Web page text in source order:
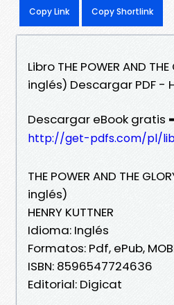
Copy Link Copy Shortlink
Libro THE POWER AND
inglés) Descargar PDF -
Descargar eBook gratis
http://get-pdfs.com/pl/
THE POWER AND THE
inglés)
HENRY KUTTNER
Idioma: Inglés
Formatos: Pdf, ePub,
ISBN: 8596547724636
Editorial: Digicat